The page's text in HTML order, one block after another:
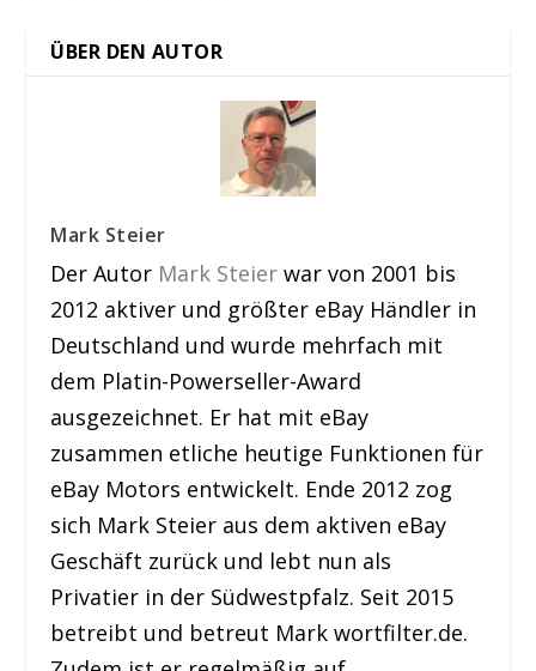
ÜBER DEN AUTOR
Mark Steier
Der Autor Mark Steier war von 2001 bis
2012 aktiver und größter eBay Händler in
Deutschland und wurde mehrfach mit
dem Platin-Powerseller-Award
ausgezeichnet. Er hat mit eBay
zusammen etliche heutige Funktionen für
eBay Motors entwickelt. Ende 2012 zog
sich Mark Steier aus dem aktiven eBay
Geschäft zurück und lebt nun als
Privatier in der Südwestpfalz. Seit 2015
betreibt und betreut Mark wortfilter.de.